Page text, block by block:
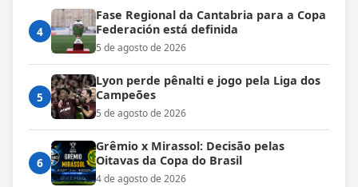
4
Fase Regional da Cantabria para a Copa
Federación está definida
5 de agosto de 2026
5
Lyon perde pênalti e jogo pela Liga dos
Campeões
5 de agosto de 2026
6
Grêmio x Mirassol: Decisão pelas
Oitavas da Copa do Brasil
4 de agosto de 2026